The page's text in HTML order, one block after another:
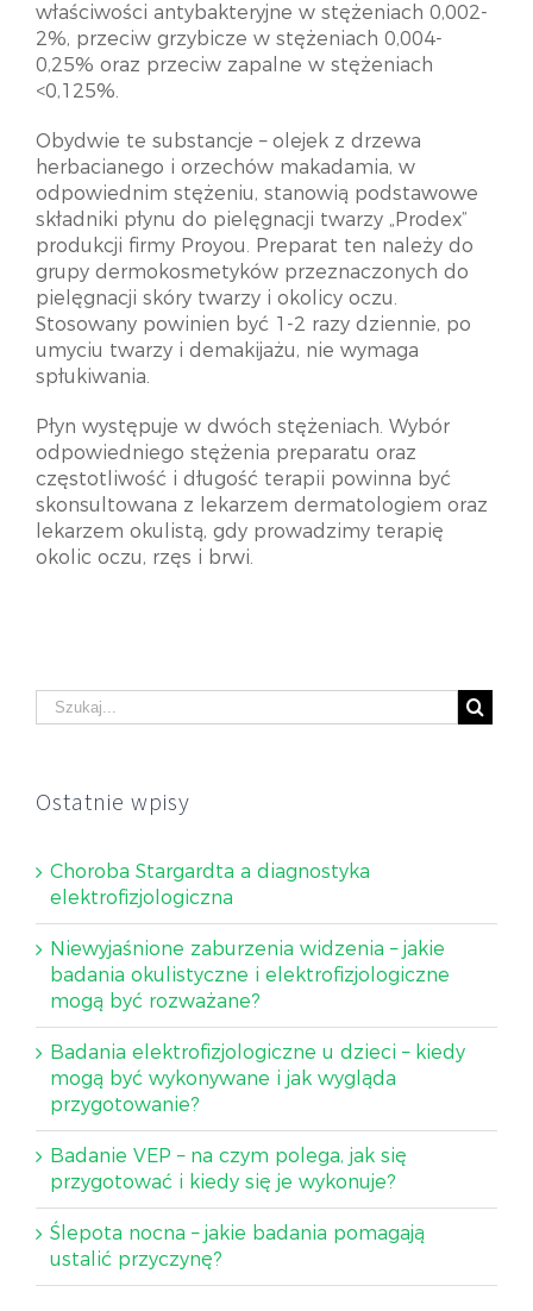
właściwości antybakteryjne w stężeniach 0,002-
2%, przeciw grzybicze w stężeniach 0,004-
0,25% oraz przeciw zapalne w stężeniach
<0,125%.
Obydwie te substancje – olejek z drzewa
herbacianego i orzechów makadamia, w
odpowiednim stężeniu, stanowią podstawowe
składniki płynu do pielęgnacji twarzy „Prodex”
produkcji firmy Proyou. Preparat ten należy do
grupy dermokosmetyków przeznaczonych do
pielęgnacji skóry twarzy i okolicy oczu.
Stosowany powinien być 1-2 razy dziennie, po
umyciu twarzy i demakijażu, nie wymaga
spłukiwania.
Płyn występuje w dwóch stężeniach. Wybór
odpowiedniego stężenia preparatu oraz
częstotliwość i długość terapii powinna być
skonsultowana z lekarzem dermatologiem oraz
lekarzem okulistą, gdy prowadzimy terapię
okolic oczu, rzęs i brwi.
Ostatnie wpisy
Choroba Stargardta a diagnostyka
elektrofizjologiczna
Niewyjaśnione zaburzenia widzenia – jakie
badania okulistyczne i elektrofizjologiczne
mogą być rozważane?
Badania elektrofizjologiczne u dzieci – kiedy
mogą być wykonywane i jak wygląda
przygotowanie?
Badanie VEP – na czym polega, jak się
przygotować i kiedy się je wykonuje?
Ślepota nocna – jakie badania pomagają
ustalić przyczynę?